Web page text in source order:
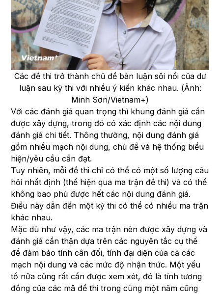
Các đề thi trở thành chủ đề bàn luận sôi nổi của dư
luận sau kỳ thi với nhiều ý kiến khác nhau. (Ảnh:
Minh Sơn/Vietnam+)
Với các đánh giá quan trọng thì khung đánh giá cần
được xây dựng, trong đó có xác định các nội dung
đánh giá chi tiết. Thông thường, nội dung đánh giá
gồm nhiều mạch nội dung, chủ đề và hệ thống biểu
hiện/yêu cầu cần đạt.
Tuy nhiên, mỗi đề thi chỉ có thể có một số lượng câu
hỏi nhất định (thể hiện qua ma trận đề thi) và có thể
không bao phủ được hết các nội dung đánh giá.
Điều này dẫn đến một kỳ thi có thể có nhiều ma trận
khác nhau.
Mặc dù như vậy, các ma trận nên được xây dựng và
đánh giá cẩn thận dựa trên các nguyên tắc cụ thể
để đảm bảo tính cân đối, tính đại diện của cả các
mạch nội dung và các mức độ nhận thức. Một yếu
tố nữa cũng rất cần được xem xét, đó là tính tương
đồng của các mã đề thi trong cùng một năm cũng